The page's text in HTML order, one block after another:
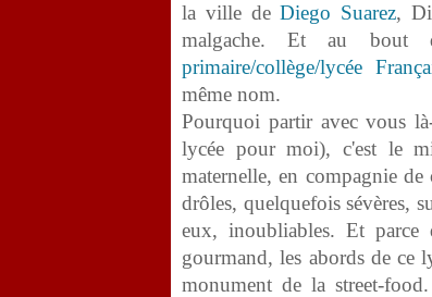
la ville deDiego Suarez,
malgache. Et au bout
primaire/collège/lycée
même nom.
Pourquoi partir avec vous
lycée pour moi), c'est le
maternelle, en compagnie
drôles, quelquefois sévères,
eux, inoubliables. Et parce
gourmand, les abords de ce
monument de la street-